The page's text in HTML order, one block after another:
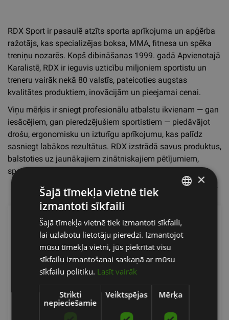
RDX Sport ir pasaulē atzīts sporta aprīkojuma un apģērba
ražotājs, kas specializējas boksa, MMA, fitnesa un spēka
treniņu nozarēs. Kopš dibināšanas 1999. gadā Apvienotajā
Karalistē, RDX ir ieguvis uzticību miljoniem sportistu un
treneru vairāk nekā 80 valstīs, pateicoties augstas
kvalitātes produktiem, inovācijām un pieejamai cenai.
Viņu mērķis ir sniegt profesionālu atbalstu ikvienam — gan
iesācējiem, gan pieredzējušiem sportistiem — piedāvājot
drošu, ergonomisku un izturīgu aprīkojumu, kas palīdz
sasniegt labākos rezultātus. RDX izstrādā savus produktus,
balstoties uz jaunākajiem zinātniskajiem pētījumiem,
sportistu pieredzi un stingriem kvalitātes standartiem.
144 preces lapā Vispopulārākais
ENGLISH
RUSSIAN
×
Šajā tīmekļa vietnē tiek
izmantoti sīkfaili
Šajā tīmekļa vietnē tiek izmantoti sīkfaili,
lai uzlabotu lietotāju pieredzi. Izmantojot
mūsu tīmekļa vietni, jūs piekrītat visu
sīkfailu izmantošanai saskaņā ar mūsu
sīkfailu politiku. Lasīt vairāk
Strikti
nepieciešamie
Veiktspējas Mērķa